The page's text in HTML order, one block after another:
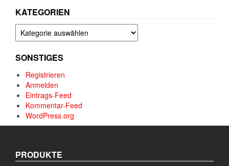
KATEGORIEN
Kategorien
SONSTIGES
Registrieren
Anmelden
Eintrags-Feed
Kommentar-Feed
WordPress.org
PRODUKTE